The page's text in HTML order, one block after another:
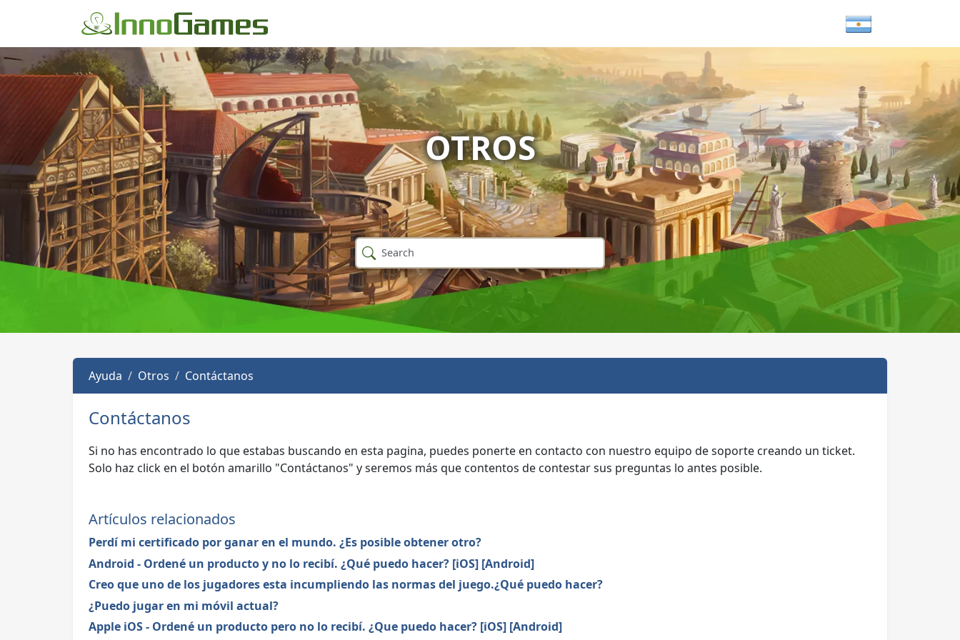
OTROS
Ayuda Otros Contáctanos
Contáctanos
Si no has encontrado lo que estabas buscando en esta pagina, puedes ponerte en contacto con nuestro equipo de soporte creando un ticket.
Solo haz click en el botón amarillo "Contáctanos" y seremos más que contentos de contestar sus preguntas lo antes posible.
Artículos relacionados
Perdí mi certificado por ganar en el mundo. ¿Es posible obtener otro?
Android - Ordené un producto y no lo recibí. ¿Qué puedo hacer? [iOS] [Android]
Creo que uno de los jugadores esta incumpliendo las normas del juego.¿Qué puedo hacer?
¿Puedo jugar en mi móvil actual?
Apple iOS - Ordené un producto pero no lo recibí. ¿Que puedo hacer? [iOS] [Android]